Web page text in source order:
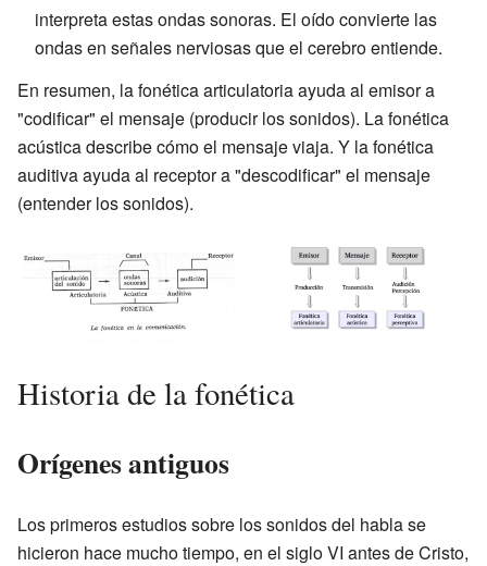
interpreta estas ondas sonoras. El oído convierte las
ondas en señales nerviosas que el cerebro entiende.
En resumen, la fonética articulatoria ayuda al emisor a
"codificar" el mensaje (producir los sonidos). La fonética
acústica describe cómo el mensaje viaja. Y la fonética
auditiva ayuda al receptor a "descodificar" el mensaje
(entender los sonidos).
Historia de la fonética
Orígenes antiguos
Los primeros estudios sobre los sonidos del habla se
hicieron hace mucho tiempo, en el siglo VI antes de Cristo,